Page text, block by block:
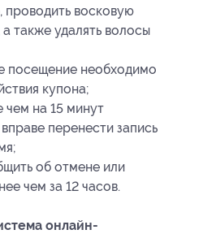
проводить восковую
также удалять волосы
посещение необходимо
купона;
на 15 минут
перенести запись
об отмене или
чем за 12 часов.
онлайн-